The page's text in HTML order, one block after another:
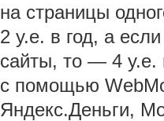
на страницы
2 у.е. в год, а
сайты, то — 4 у.е.
с помощью
Яндекс.Деньги,